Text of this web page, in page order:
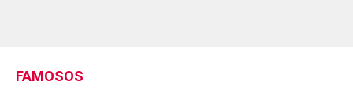
FAMOSOS